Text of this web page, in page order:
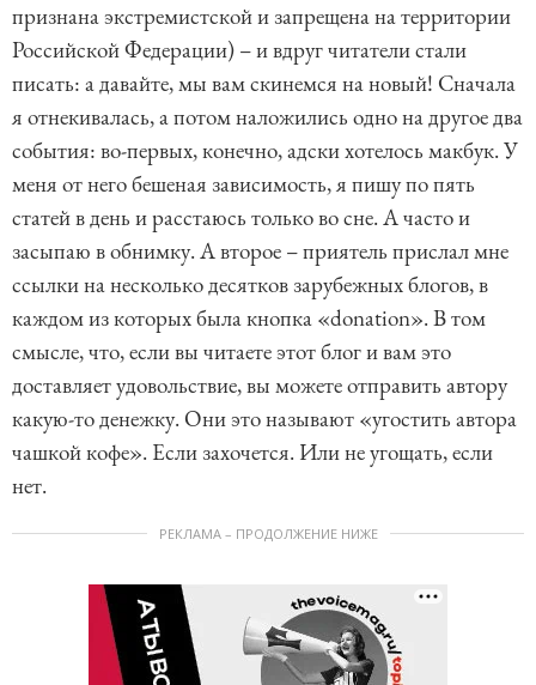
признана экстремистской и запрещена на территории
Российской Федерации) – и вдруг читатели стали
писать: а давайте, мы вам скинемся на новый! Сначала
я отнекивалась, а потом наложились одно на другое два
события: во-первых, конечно, адски хотелось макбук. У
меня от него бешеная зависимость, я пишу по пять
статей в день и расстаюсь только во сне. А часто и
засыпаю в обнимку. А второе – приятель прислал мне
ссылки на несколько десятков зарубежных блогов, в
каждом из которых была кнопка «donation». В том
смысле, что, если вы читаете этот блог и вам это
доставляет удовольствие, вы можете отправить автору
какую-то денежку. Они это называют «угостить автора
чашкой кофе». Если захочется. Или не угощать, если
нет.
РЕКЛАМА – ПРОДОЛЖЕНИЕ НИЖЕ